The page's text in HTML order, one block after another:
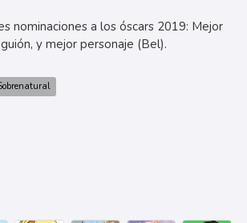
nominaciones a los óscars 2019: Mejor
y mejor personaje (Bel).